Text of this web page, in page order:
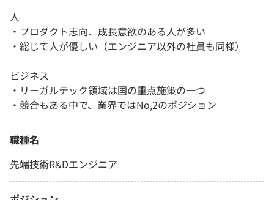
人
・プロダクト志向、成長意欲のある人が多い
・総じて人が優しい（エンジニア以外の社員も同様）
ビジネス
・リーガルテック領域は国の重点施策の一つ
・競合もある中で、業界ではNo,2のポジション
職種名
先端技術R&Dエンジニア